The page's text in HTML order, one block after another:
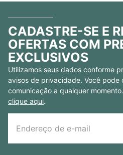
CADASTRE-SE E
OFERTAS COM
EXCLUSIVOS
Utilizamos seus dados conforme
avisos de privacidade. Você pode
comunicação a qualquer
clique aqui.